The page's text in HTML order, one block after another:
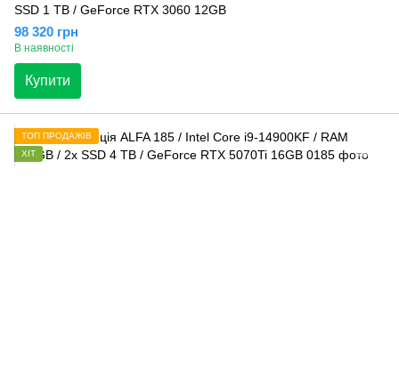
SSD 1 TB / GeForce RTX 3060 12GB
98 320 грн
В наявності
Купити
ТОП ПРОДАЖІВ
ХІТ